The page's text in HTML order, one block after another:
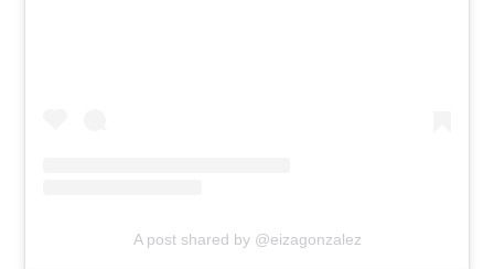
A post shared by @eizagonzalez